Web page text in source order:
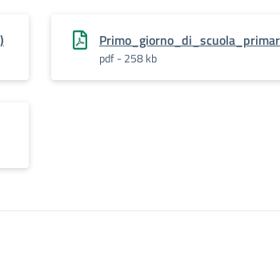
pdf - 258 kb